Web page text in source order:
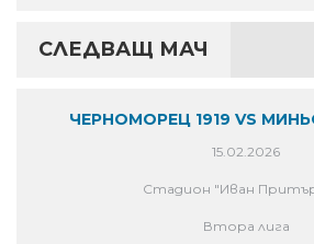
СЛЕДВАЩ МАЧ
ЧЕРНОМОРЕЦ 1919 VS
15.02.2026
Стадион "Иван
Втора лига